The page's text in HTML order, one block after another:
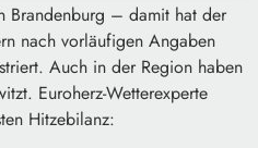
Brandenburg – damit hat der
nach vorläufigen Angaben
Auch in der Region haben
Euroherz-Wetterexperte
Hitzebilanz: